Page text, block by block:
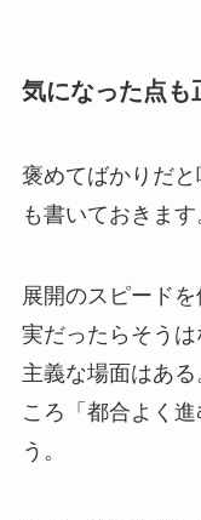
気になった点も
褒めてばかりだ
も書いておきます
展開のスピード
実だったらそう
主義な場面はあ
ころ「都合よく
う。